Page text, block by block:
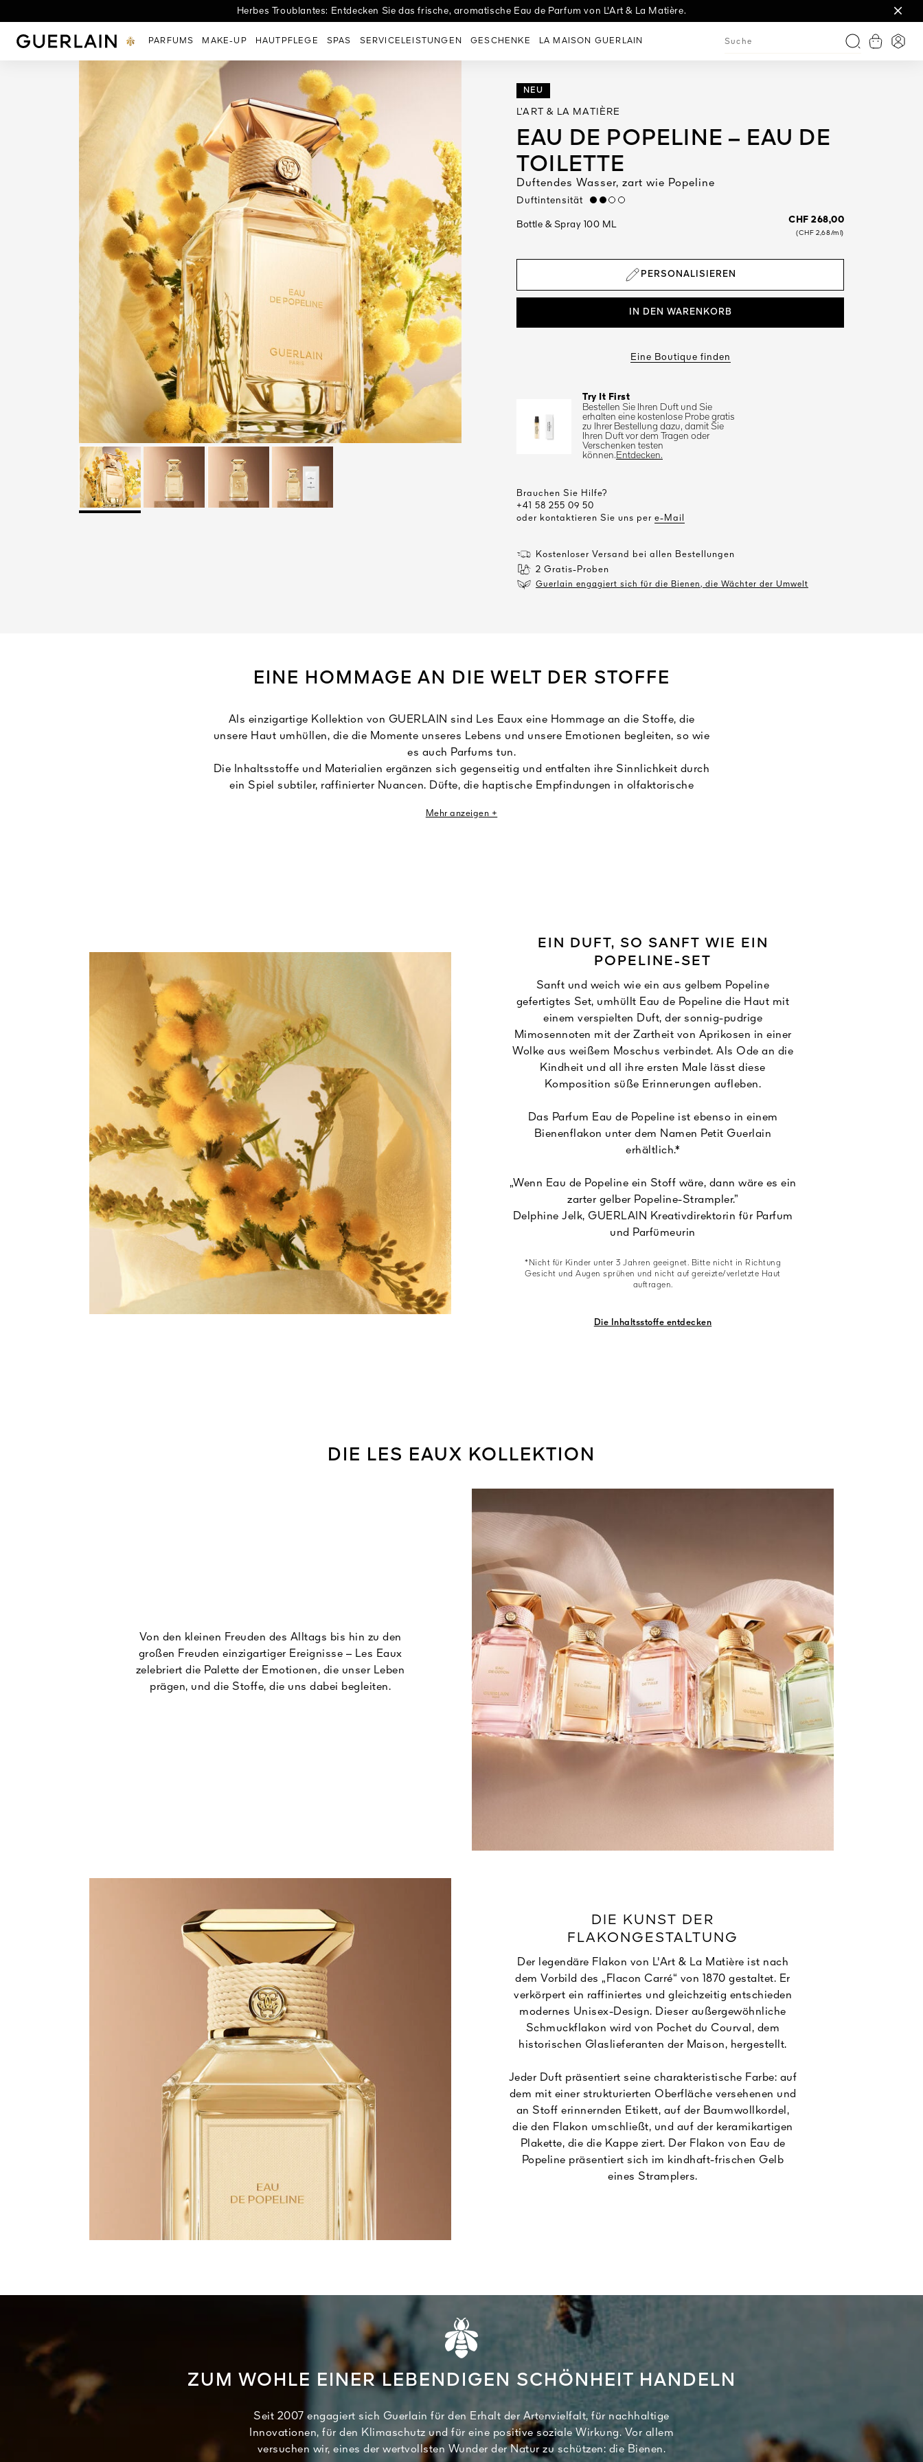
Les Eaux: Entdecken Sie Eau de Tulle, den perfekten Duft zur Hochzeit.
Herbes Troublantes: Entdecken Sie das frische, aromatische Eau de Parfum von L'Art & La Matière.
Guerlain - (Zurück zur Startseite)
PARFUMS MAKE-UP HAUTPFLEGE SPAS SERVICELEISTUNGEN GESCHENKE LA MAISON GUERLAIN
Suche
NEU
L’ART & LA MATIÈRE
EAU DE POPELINE – EAU DE
TOILETTE
Duftendes Wasser, zart wie Popeline
Duftintensität medium
Bottle & Spray 100 ML CHF 268,00
(CHF 2,68/ml)
PERSONALISIEREN
IN DEN WARENKORB
Eine Boutique finden
Try It First
Bestellen Sie Ihren Duft und Sie
erhalten eine kostenlose Probe gratis
zu Ihrer Bestellung dazu, damit Sie
Ihren Duft vor dem Tragen oder
Verschenken testen
können. Entdecken.
Brauchen Sie Hilfe?
+41 58 255 09 50
oder kontaktieren Sie uns per e-Mail
Kostenloser Versand bei allen Bestellungen
2 Gratis-Proben
Guerlain engagiert sich für die Bienen, die Wächter der Umwelt
EINE HOMMAGE AN DIE WELT DER STOFFE
Als einzigartige Kollektion von GUERLAIN sind Les Eaux eine Hommage an die Stoffe, die
unsere Haut umhüllen, die die Momente unseres Lebens und unsere Emotionen begleiten, so wie
es auch Parfums tun.
Die Inhaltsstoffe und Materialien ergänzen sich gegenseitig und entfalten ihre Sinnlichkeit durch
ein Spiel subtiler, raffinierter Nuancen. Düfte, die haptische Empfindungen in olfaktorische
Mehr anzeigen +
EIN DUFT, SO SANFT WIE EIN
POPELINE-SET
Sanft und weich wie ein aus gelbem Popeline
gefertigtes Set, umhüllt Eau de Popeline die Haut mit
einem verspielten Duft, der sonnig-pudrige
Mimosennoten mit der Zartheit von Aprikosen in einer
Wolke aus weißem Moschus verbindet. Als Ode an die
Kindheit und all ihre ersten Male lässt diese
Komposition süße Erinnerungen aufleben.
Das Parfum Eau de Popeline ist ebenso in einem
Bienenflakon unter dem Namen Petit Guerlain
erhältlich.*
„Wenn Eau de Popeline ein Stoff wäre, dann wäre es ein
zarter gelber Popeline-Strampler.”
Delphine Jelk, GUERLAIN Kreativdirektorin für Parfum
und Parfümeurin
*Nicht für Kinder unter 3 Jahren geeignet. Bitte nicht in Richtung
Gesicht und Augen sprühen und nicht auf gereizte/verletzte Haut
auftragen.
Die Inhaltsstoffe entdecken
DIE LES EAUX KOLLEKTION
Von den kleinen Freuden des Alltags bis hin zu den
großen Freuden einzigartiger Ereignisse – Les Eaux
zelebriert die Palette der Emotionen, die unser Leben
prägen, und die Stoffe, die uns dabei begleiten.
DIE KUNST DER
FLAKONGESTALTUNG
Der legendäre Flakon von L'Art & La Matière ist nach
dem Vorbild des „Flacon Carré“ von 1870 gestaltet. Er
verkörpert ein raffiniertes und gleichzeitig entschieden
modernes Unisex-Design. Dieser außergewöhnliche
Schmuckflakon wird von Pochet du Courval, dem
historischen Glaslieferanten der Maison, hergestellt.
Jeder Duft präsentiert seine charakteristische Farbe: auf
dem mit einer strukturierten Oberfläche versehenen und
an Stoff erinnernden Etikett, auf der Baumwollkordel,
die den Flakon umschließt, und auf der keramikartigen
Plakette, die die Kappe ziert. Der Flakon von Eau de
Popeline präsentiert sich im kindhaft-frischen Gelb
eines Stramplers.
ZUM WOHLE EINER LEBENDIGEN SCHÖNHEIT HANDELN
Seit 2007 engagiert sich Guerlain für den Erhalt der Artenvielfalt, für nachhaltige
Innovationen, für den Klimaschutz und für eine positive soziale Wirkung. Vor allem
versuchen wir, eines der wertvollsten Wunder der Natur zu schützen: die Bienen.